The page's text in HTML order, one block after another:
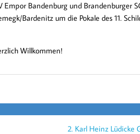
Empor Bandenburg und Brandenburger
Bardenitz um die Pokale des 11.
Willkommen!
2. Karl Heinz Lüdicke